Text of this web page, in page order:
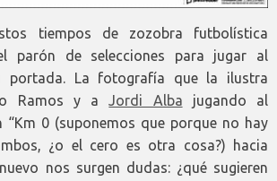
tiempos de zozobra futbolística
parón de selecciones para jugar al
portada. La fotografía que la ilustra
Ramos y aJordi Alba jugando al
0 (suponemos que porque no hay
¿o el cero es otra cosa?) hacia
nos surgen dudas: ¿qué sugieren